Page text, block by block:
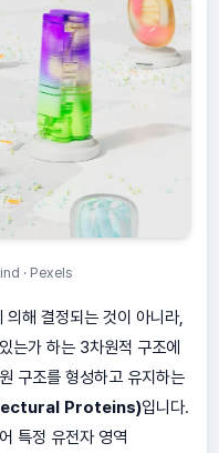
· Pexels
해 결정되는 것이 아니라,
는가 하는 3차원적 구조에
구조를 형성하고 유지하는
Proteins)입니다.
특정 유전자 영역